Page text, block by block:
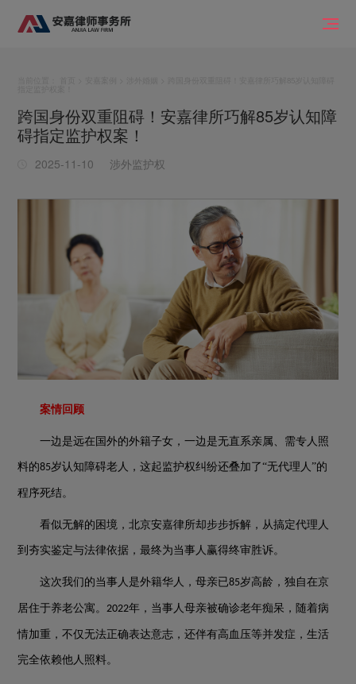
跨国身份双重阻碍！安嘉律所巧解85岁认知障
碍指定监护权案！
2025-11-10 涉外监护权
案情回顾
一边是远在国外的外籍子女，一边是无直系亲属、需专人照
料的85岁认知障碍老人，这起监护权纠纷还叠加了“无代理人”的
程序死结。
看似无解的困境，北京安嘉律所却步步拆解，从搞定代理人
到夯实鉴定与法律依据，最终为当事人赢得终审胜诉。
这次我们的当事人是外籍华人，母亲已85岁高龄，独自在京
居住于养老公寓。 2022年，当事人母亲被确诊老年痴呆，随着病
情加重，不仅无法正确表达意志，还伴有高血压等并发症，生活
完全依赖他人照料。